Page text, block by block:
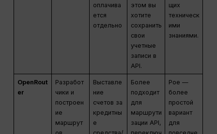
оплачива
ется
отдельно
этом вы
хотите
сохранить
свои
учетные
записи в
API.
щих
техническ
ими
знаниями.
OpenRout
er
Разработ
чики и
построен
ие
маршрут
Выставле
ние
счетов за
кредитны
е
Более
подходит
для
маршрути
зации API,
Poe —
более
простой
вариант
для